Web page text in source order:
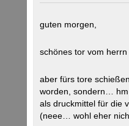
guten morgen,
schönes tor vom herrn
aber fürs tore
worden, sondern…
als druckmittel für die
(neee… wohl eher